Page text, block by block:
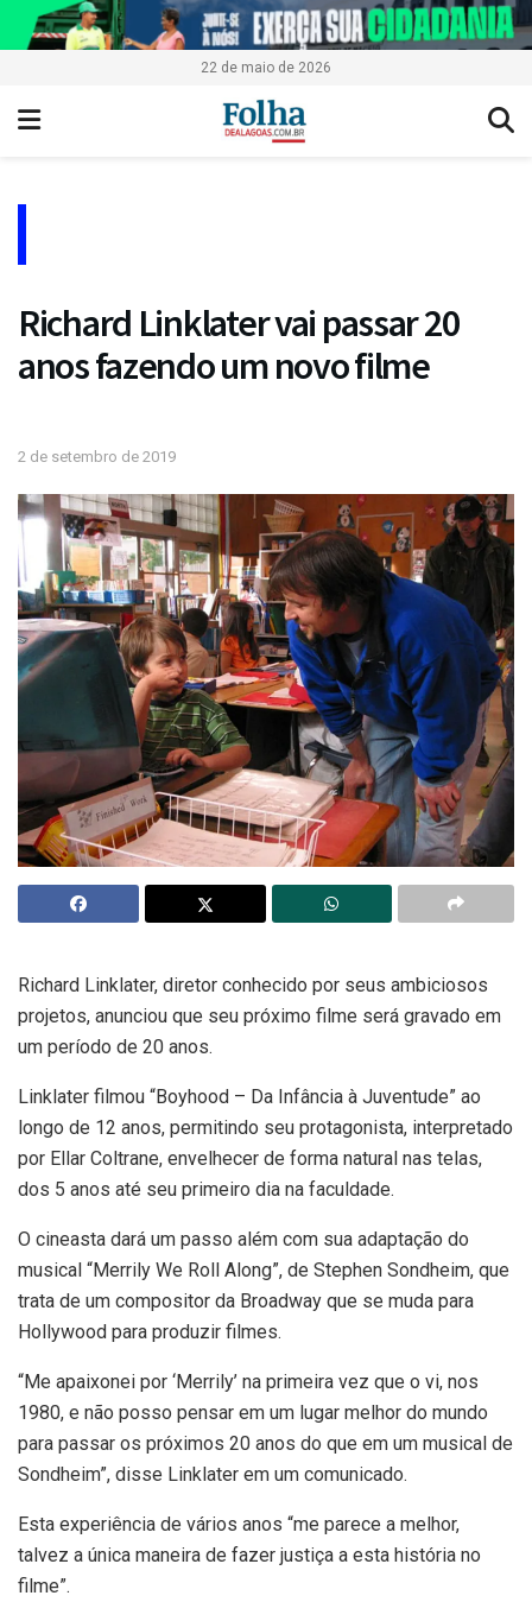
22 de maio de 2026
Richard Linklater vai passar 20
anos fazendo um novo filme
2 de setembro de 2019
Richard Linklater, diretor conhecido por seus ambiciosos
projetos, anunciou que seu próximo filme será gravado em
um período de 20 anos.
Linklater filmou “Boyhood – Da Infância à Juventude” ao
longo de 12 anos, permitindo seu protagonista, interpretado
por Ellar Coltrane, envelhecer de forma natural nas telas,
dos 5 anos até seu primeiro dia na faculdade.
O cineasta dará um passo além com sua adaptação do
musical “Merrily We Roll Along”, de Stephen Sondheim, que
trata de um compositor da Broadway que se muda para
Hollywood para produzir filmes.
“Me apaixonei por ‘Merrily’ na primeira vez que o vi, nos
1980, e não posso pensar em um lugar melhor do mundo
para passar os próximos 20 anos do que em um musical de
Sondheim”, disse Linklater em um comunicado.
Esta experiência de vários anos “me parece a melhor,
talvez a única maneira de fazer justiça a esta história no
filme”.